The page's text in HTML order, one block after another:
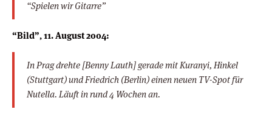
“Spielen wir Gitarre”
“Bild”, 11. August 2004:
In Prag drehte [Benny Lauth] gerade mit Kuranyi, Hinkel
(Stuttgart) und Friedrich (Berlin) einen neuen TV-Spot für
Nutella. Läuft in rund 4 Wochen an.